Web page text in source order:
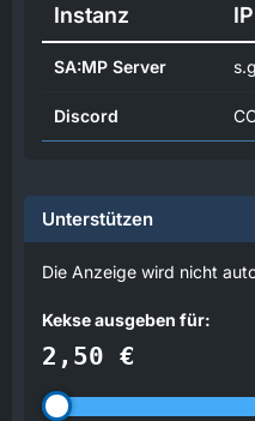
Instanz
SA:MP Server
Discord
Unterstützen
Die Anzeige wird nicht
Kekse ausgeben für:
2,50 €